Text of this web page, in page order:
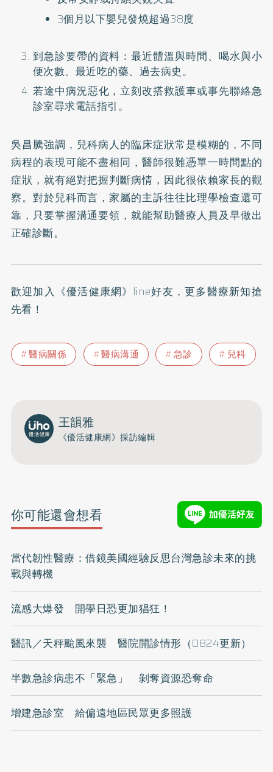
3個月以下嬰兒發燒超過38度
到急診要帶的資料：最近體溫與時間、喝水與小
便次數、最近吃的藥、過去病史。
若途中病況惡化，立刻改搭救護車或事先聯絡急
診室尋求電話指引。
吳昌騰強調，兒科病人的臨床症狀常是模糊的，不同
病程的表現可能不盡相同，醫師很難憑單一時間點的
症狀，就有絕對把握判斷病情，因此很依賴家長的觀
察。對於兒科而言，家屬的主訴往往比理學檢查還可
靠，只要掌握溝通要領，就能幫助醫療人員及早做出
正確診斷。
歡迎加入 《優活健康網》line好友 ，更多醫療新知搶
先看！
醫病關係 醫病溝通 急診 兒科
王韻雅
《優活健康網》採訪編輯
你可能還會想看
當代韌性醫療：借鏡美國經驗反思台灣急診未來的挑
戰與轉機
流感大爆發 開學日恐更加猖狂！
醫訊／天秤颱風來襲 醫院開診情形（0824更新）
半數急診病患不「緊急」 剝奪資源恐奪命
增建急診室 給偏遠地區民眾更多照護